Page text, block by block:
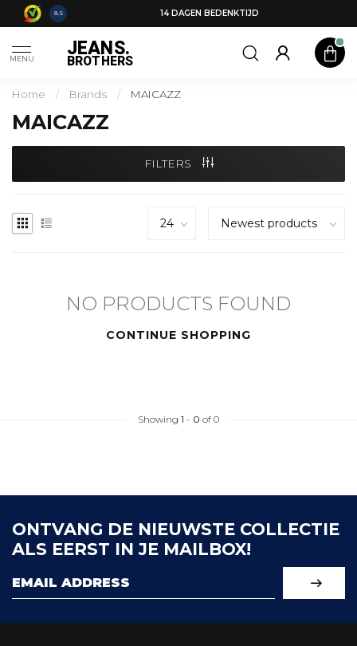
8.5 14 DAGEN BEDENKTIJD
MENU JEANS.
BROTHERS
Home / Brands / MAICAZZ
MAICAZZ
FILTERS
NO PRODUCTS FOUND
CONTINUE SHOPPING
Showing 1 - 0 of 0
ONTVANG DE NIEUWSTE COLLECTIE
ALS EERST IN JE MAILBOX!